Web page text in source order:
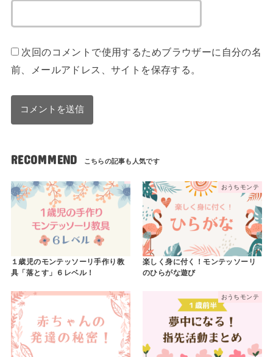
次回のコメントで使用するためブラウザーに自分の名
前、メールアドレス、サイトを保存する。
RECOMMEND
１歳児のモンテッソーリ手作り教
具「落とす」６レベル！
おうちモンテ
楽しく身に付く！モンテッソーリ
のひらがな遊び
おうちモンテ